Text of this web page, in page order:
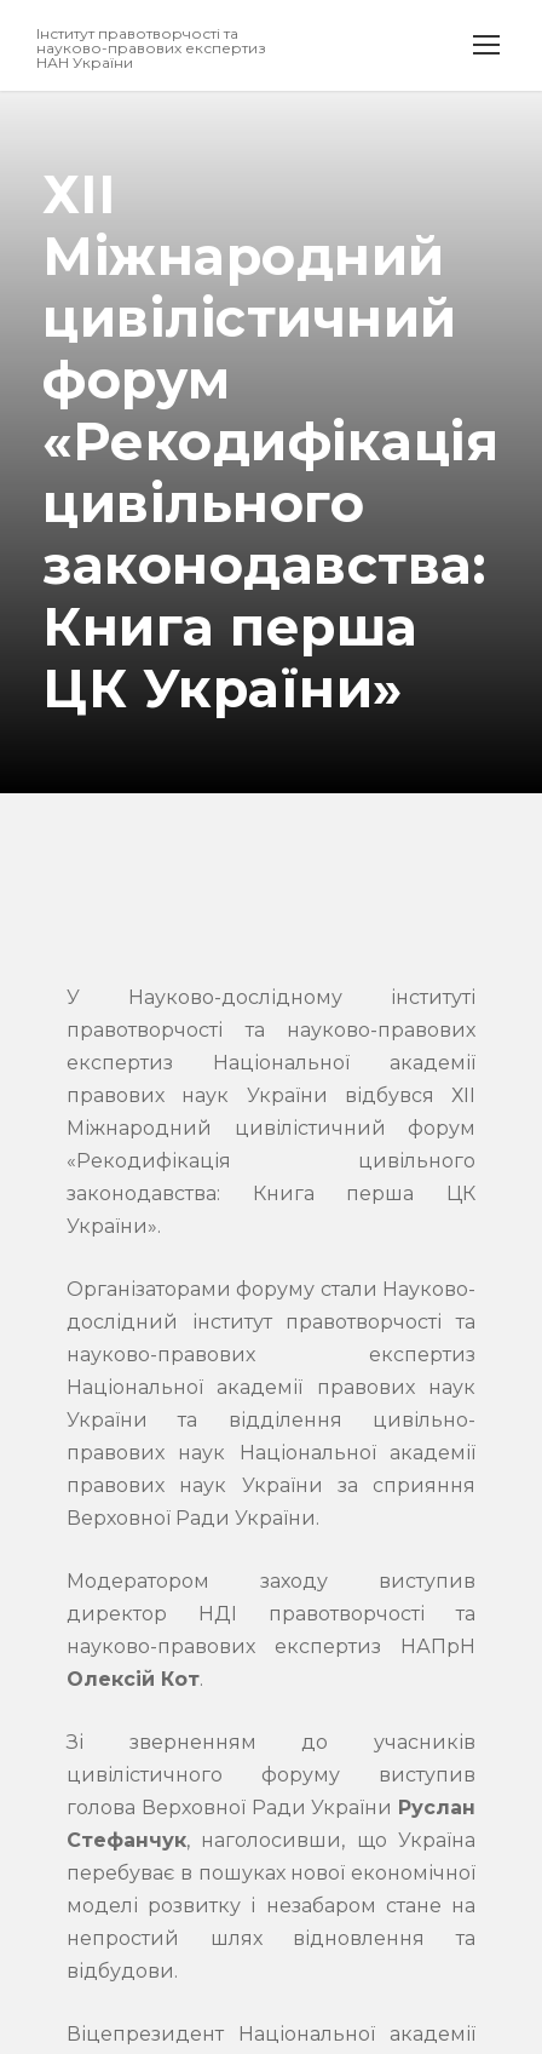
Інститут правотворчості та
науково-правових експертиз
НАН України
ХІІ
Міжнародний
цивілістичний
форум
«Рекодифікація
цивільного
законодавства:
Книга перша
ЦК України»
У Науково-дослідному інституті
правотворчості та науково-правових
експертиз Національної академії
правових наук України відбувся ХІІ
Міжнародний цивілістичний форум
«Рекодифікація цивільного
законодавства: Книга перша ЦК
України».
Організаторами форуму стали Науково-
дослідний інститут правотворчості та
науково-правових експертиз
Національної академії правових наук
України та відділення цивільно-
правових наук Національної академії
правових наук України за сприяння
Верховної Ради України.
Модератором заходу виступив
директор НДІ правотворчості та
науково-правових експертиз НАПрН
Олексій Кот.
Зі зверненням до учасників
цивілістичного форуму виступив
голова Верховної Ради України Руслан
Стефанчук, наголосивши, що Україна
перебуває в пошуках нової економічної
моделі розвитку і незабаром стане на
непростий шлях відновлення та
відбудови.
Віцепрезидент Національної академії